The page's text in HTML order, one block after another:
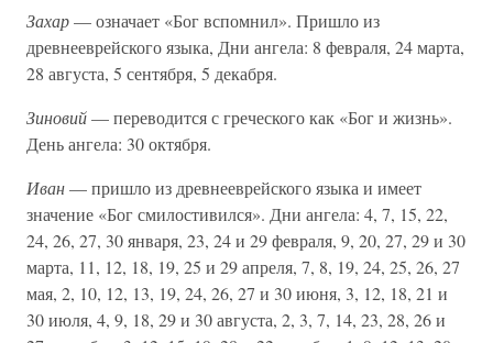
Захар— означает «Бог вспомнил». Пришло из
древнееврейского языка, Дни ангела: 8 февраля, 24 марта,
28 августа, 5 сентября, 5 декабря.
Зиновий— переводится с греческого как «Бог и жизнь».
День ангела: 30 октября.
Иван— пришло из древнееврейского языка и имеет
значение «Бог смилостивился». Дни ангела: 4, 7, 15, 22,
24, 26, 27, 30 января, 23, 24 и 29 февраля, 9, 20, 27, 29 и 30
марта, 11, 12, 18, 19, 25 и 29 апреля, 7, 8, 19, 24, 25, 26, 27
мая, 2, 10, 12, 13, 19, 24, 26, 27 и 30 июня, 3, 12, 18, 21 и
30 июля, 4, 9, 18, 29 и 30 августа, 2, 3, 7, 14, 23, 28, 26 и